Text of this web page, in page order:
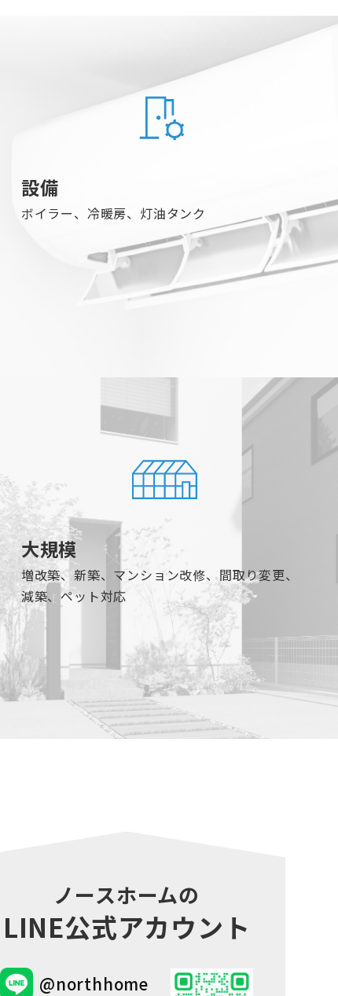
設備
ボイラー、冷暖房、灯油タンク
大規模
増改築、新築、マンション改修、間取り変更、
減築、ペット対応
ノースホームの
LINE公式アカウント
@northhome